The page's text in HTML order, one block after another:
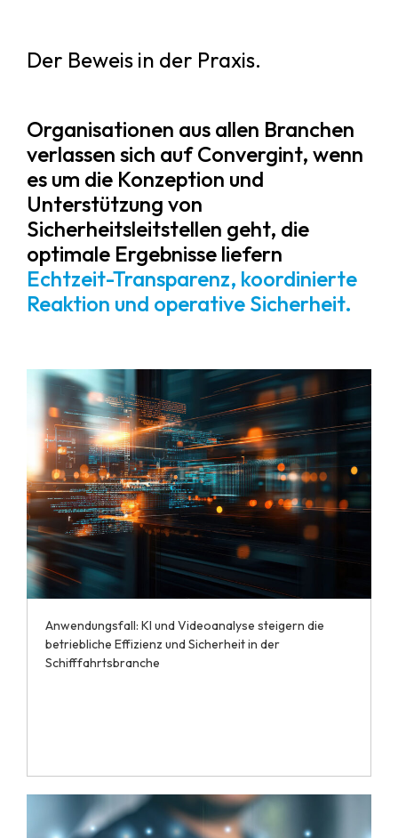
Der Beweis in der Praxis.
Organisationen aus allen Branchen
verlassen sich auf Convergint, wenn
es um die Konzeption und
Unterstützung von
Sicherheitsleitstellen geht, die
optimale Ergebnisse liefern
Echtzeit-Transparenz, koordinierte
Reaktion und operative Sicherheit.
Anwendungsfall: KI und Videoanalyse steigern die
betriebliche Effizienz und Sicherheit in der
Schifffahrtsbranche